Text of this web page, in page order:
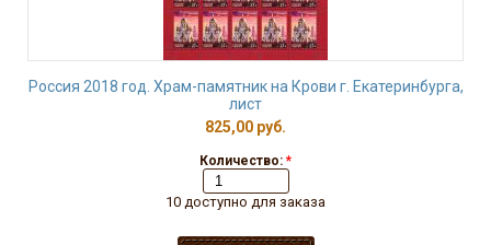
Россия 2018 год. Храм-памятник на Крови г. Екатеринбурга,
лист
825,00 руб.
Количество: *
10 доступно для заказа